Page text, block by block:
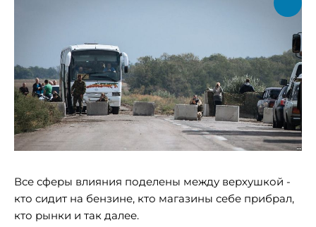
Все сферы влияния поделены между верхушкой -
кто сидит на бензине, кто магазины себе прибрал,
кто рынки и так далее.